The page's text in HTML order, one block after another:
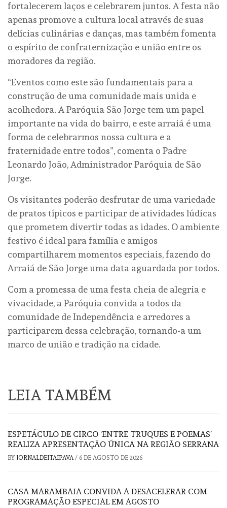
fortalecerem laços e celebrarem juntos. A festa não
apenas promove a cultura local através de suas
delícias culinárias e danças, mas também fomenta
o espírito de confraternização e união entre os
moradores da região.
“Eventos como este são fundamentais para a
construção de uma comunidade mais unida e
acolhedora. A Paróquia São Jorge tem um papel
importante na vida do bairro, e este arraiá é uma
forma de celebrarmos nossa cultura e a
fraternidade entre todos”, comenta o Padre
Leonardo João, Administrador Paróquia de São
Jorge.
Os visitantes poderão desfrutar de uma variedade
de pratos típicos e participar de atividades lúdicas
que prometem divertir todas as idades. O ambiente
festivo é ideal para família e amigos
compartilharem momentos especiais, fazendo do
Arraiá de São Jorge uma data aguardada por todos.
Com a promessa de uma festa cheia de alegria e
vivacidade, a Paróquia convida a todos da
comunidade de Independência e arredores a
participarem dessa celebração, tornando-a um
marco de união e tradição na cidade.
LEIA TAMBÉM
ESPETÁCULO DE CIRCO ‘ENTRE TRUQUES E POEMAS’
REALIZA APRESENTAÇÃO ÚNICA NA REGIÃO SERRANA
BY JORNALDEITAIPAVA/ 6 DE AGOSTO DE 2026
CASA MARAMBAIA CONVIDA A DESACELERAR COM
PROGRAMAÇÃO ESPECIAL EM AGOSTO